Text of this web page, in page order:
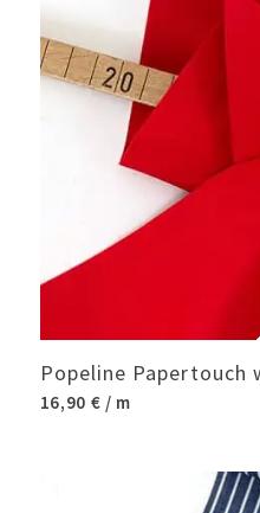
Popeline Papertouch
16,90 € / m